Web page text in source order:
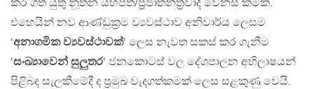
කර ගත යුතු නූතන යහපත්/ප්‍රජාතන්ත්‍රවාදී වෙනස් කමකි.
එහෙයින් නව ආණ්ඩුක්‍රම ව්‍යවස්ථාව අනිවාර්ය ලෙසම
‘අනාගමික ව්‍යවස්ථාවක්‘ ලෙස නැවත සකස් කර ගැනීම
‘සංඛ්‍යාවෙන් සුලුතර‘ ජනකොටස් වල දේශපාලන අභිලාෂයන්
පිළිබද සැලකීමේදී ද ප්‍රමුඛ වැදගත්කමක් ලෙස සළකුණු වෙයි.